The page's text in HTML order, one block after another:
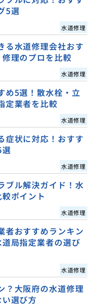
5選
水道修理
る水道修理会社おす
理のプロを比較
水道修理
め5選！散水栓・立
定業者を比較
水道修理
症状に対応！おすす
水道修理
ブル解決ガイド！水
ポイント
水道修理
者おすすめランキン
局指定業者の選び
水道修理
？大阪府の水道修理
選び方